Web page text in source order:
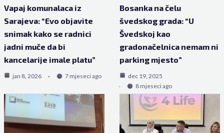
Vapaj komunalaca iz
Sarajeva: “Evo objavite
snimak kako se radnici
jadni muče da bi
kancelarije imale platu”
jan 8, 2026 7 mjeseci ago
Bosanka na čelu
švedskog grada: “U
Švedskoj kao
gradonačelnica nemam ni
parking mjesto”
dec 19, 2025
8 mjeseci ago